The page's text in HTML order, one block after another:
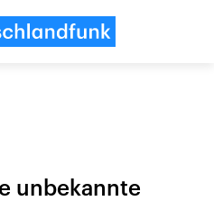
unbekannte